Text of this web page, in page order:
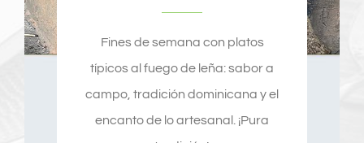
Fines de semana con platos
típicos al fuego de leña: sabor a
campo, tradición dominicana y el
encanto de lo artesanal. ¡Pura